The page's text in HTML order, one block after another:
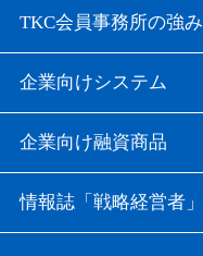
TKC会員事務所の強み
企業向けシステム
企業向け融資商品
情報誌「戦略経営者」